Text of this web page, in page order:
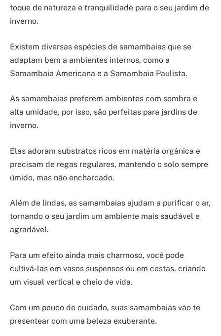
toque de natureza e tranquilidade para o seu jardim de
inverno.
Existem diversas espécies de samambaias que se
adaptam bem a ambientes internos, como a
Samambaia Americana e a Samambaia Paulista.
As samambaias preferem ambientes com sombra e
alta umidade, por isso, são perfeitas para jardins de
inverno.
Elas adoram substratos ricos em matéria orgânica e
precisam de regas regulares, mantendo o solo sempre
úmido, mas não encharcado.
Além de lindas, as samambaias ajudam a purificar o ar,
tornando o seu jardim um ambiente mais saudável e
agradável.
Para um efeito ainda mais charmoso, você pode
cultivá-las em vasos suspensos ou em cestas, criando
um visual vertical e cheio de vida.
Com um pouco de cuidado, suas samambaias vão te
presentear com uma beleza exuberante.